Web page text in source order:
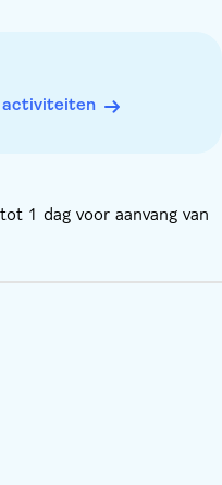
beperkte mobiliteit
mee
1 dag voor aanvang van